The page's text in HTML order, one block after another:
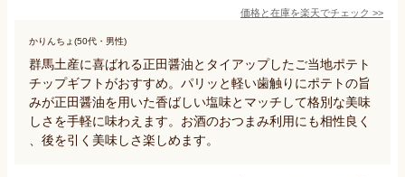
価格と在庫を楽天でチェック >>
かりんちょ(50代・男性)
群馬土産に喜ばれる正田醤油とタイアップしたご当地ポテト
チップギフトがおすすめ。パリッと軽い歯触りにポテトの旨
みが正田醤油を用いた香ばしい塩味とマッチして格別な美味
しさを手軽に味わえます。お酒のおつまみ利用にも相性良く
、後を引く美味しさ楽しめます。